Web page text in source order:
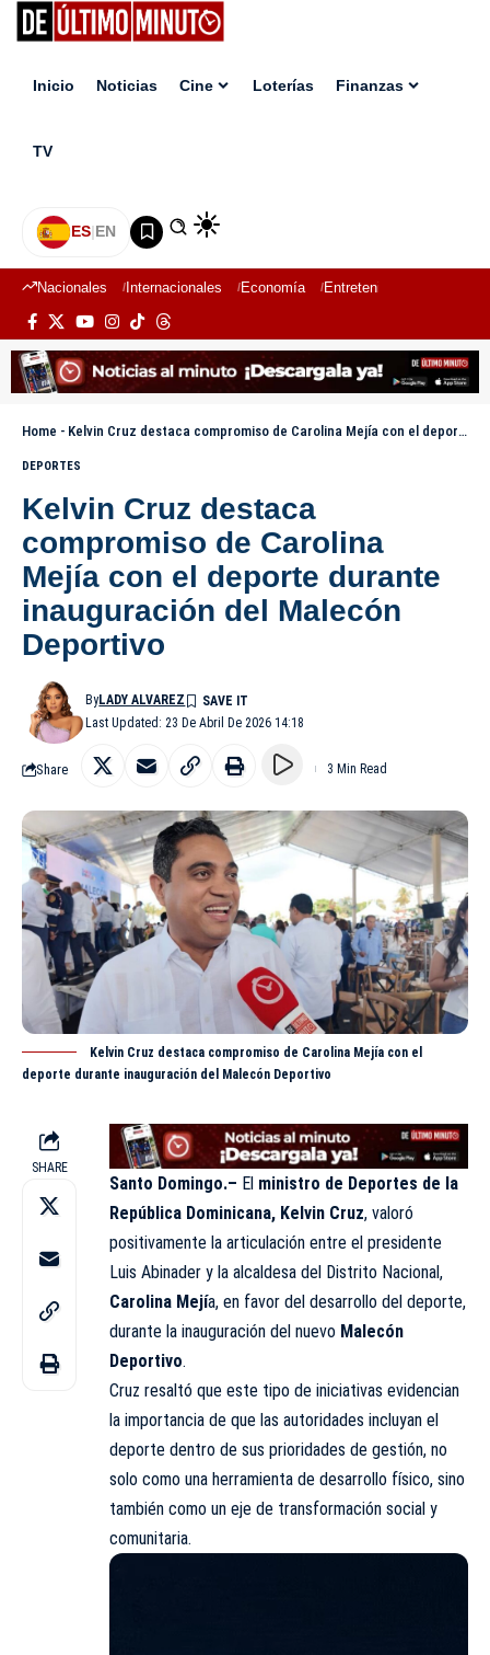
Inicio Noticias Cine Loterías Finanzas
TV
ES|EN
Nacionales Internacionales Economía Entretenimiento
Home - Kelvin Cruz destaca compromiso de Carolina Mejía con el deporte durante inauguración del Malecón Deportivo
DEPORTES
Kelvin Cruz destaca
compromiso de Carolina
Mejía con el deporte durante
inauguración del Malecón
Deportivo
Last Updated: 23 De Abril De 2026 14:18
ByLADY ALVAREZ
Share 3 Min Read
Kelvin Cruz destaca compromiso de Carolina Mejía con el
deporte durante inauguración del Malecón Deportivo
SHARE
Santo Domingo.– El ministro de Deportes de la
República Dominicana, Kelvin Cruz, valoró
positivamente la articulación entre el presidente
Luis Abinader y la alcaldesa del Distrito Nacional,
Carolina Mejía, en favor del desarrollo del deporte,
durante la inauguración del nuevo Malecón
Deportivo.
Cruz resaltó que este tipo de iniciativas evidencian
la importancia de que las autoridades incluyan el
deporte dentro de sus prioridades de gestión, no
solo como una herramienta de desarrollo físico, sino
también como un eje de transformación social y
comunitaria.